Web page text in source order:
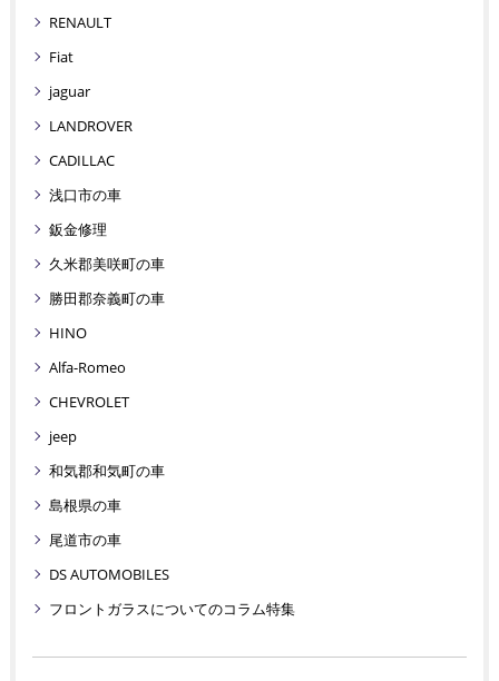
RENAULT
Fiat
jaguar
LANDROVER
CADILLAC
浅口市の車
鈑金修理
久米郡美咲町の車
勝田郡奈義町の車
HINO
Alfa-Romeo
CHEVROLET
jeep
和気郡和気町の車
島根県の車
尾道市の車
DS AUTOMOBILES
フロントガラスについてのコラム特集